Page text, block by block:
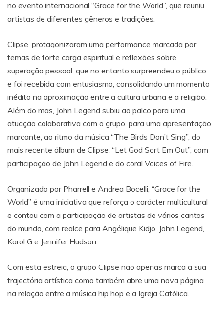
no evento internacional “Grace for the World”, que reuniu
artistas de diferentes gêneros e tradições.
Clipse, protagonizaram uma performance marcada por
temas de forte carga espiritual e reflexões sobre
superação pessoal, que no entanto surpreendeu o público
e foi recebida com entusiasmo, consolidando um momento
inédito na aproximação entre a cultura urbana e a religião.
Além do mas, John Legend subiu ao palco para uma
atuação colaborativa com o grupo, para uma apresentação
marcante, ao ritmo da música “The Birds Don’t Sing”, do
mais recente álbum de Clipse, “Let God Sort Em Out”, com
participação de John Legend e do coral Voices of Fire.
Organizado por Pharrell e Andrea Bocelli, “Grace for the
World” é uma iniciativa que reforça o carácter multicultural
e contou com a participação de artistas de vários cantos
do mundo, com realce para Angélique Kidjo, John Legend,
Karol G e Jennifer Hudson.
Com esta estreia, o grupo Clipse não apenas marca a sua
trajectória artística como também abre uma nova página
na relação entre a música hip hop e a Igreja Católica.